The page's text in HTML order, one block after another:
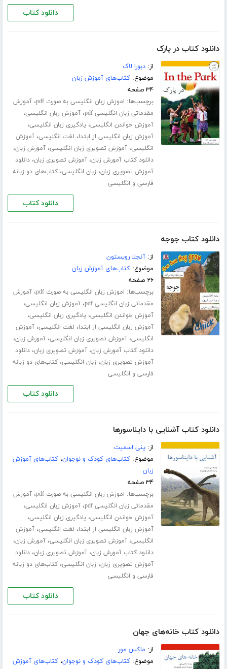
دانلود کتاب
دانلود کتاب در پارک
از:دبورا لاک
موضوع:کتاب‌های آموزش زبان
۳۴ صفحه
برچسب‌ها: اموزش زبان انگلیسی به صورت pdf ،آموزش
مقدماتی زبان انگلیسی pdf
،آموزش زبان انگلیسی،
آموزش خواندن انگلیسی، یادگیری زبان انگلیسی،
آموزش زبان انگلیسی از ابتدا، لغت انگلیسی،آموزش
انگلیسی،آموزش تصویری زبان انگلیسی،آمورش زبان،
دانلود کتاب آمورش زبان،آموزش تصویری زبان،دانلود
آموزش تصویری زبان، زبان انگلیسی،کتاب‌های دو زبانه
فارسی و انگلیسی
دانلود کتاب
دانلود کتاب جوجه
از:آنجلا رویستون
موضوع:کتاب‌های آموزش زبان
۲۶ صفحه
برچسب‌ها: اموزش زبان انگلیسی به صورت pdf ،آموزش
مقدماتی زبان انگلیسی pdf
،آموزش زبان انگلیسی،
آموزش خواندن انگلیسی، یادگیری زبان انگلیسی،
آموزش زبان انگلیسی از ابتدا، لغت انگلیسی،آموزش
انگلیسی،آموزش تصویری زبان انگلیسی،آمورش زبان،
دانلود کتاب آمورش زبان،آموزش تصویری زبان،دانلود
آموزش تصویری زبان، زبان انگلیسی،کتاب‌های دو زبانه
فارسی و انگلیسی
دانلود کتاب
دانلود کتاب آشنایی با دایناسورها
از:پنی اسمیت
موضوع:کتاب‌های کودک و نوجوان،کتاب‌های آموزش
زبان
۳۴ صفحه
برچسب‌ها: اموزش زبان انگلیسی به صورت pdf ،آموزش
مقدماتی زبان انگلیسی pdf
،آموزش زبان انگلیسی،
آموزش خواندن انگلیسی، یادگیری زبان انگلیسی،
آموزش زبان انگلیسی از ابتدا، لغت انگلیسی،آموزش
انگلیسی،آموزش تصویری زبان انگلیسی،آمورش زبان،
دانلود کتاب آمورش زبان،آموزش تصویری زبان،دانلود
آموزش تصویری زبان، زبان انگلیسی،کتاب‌های دو زبانه
فارسی و انگلیسی
دانلود کتاب
دانلود کتاب خانه‌های جهان
از: ماکس مور
موضوع:کتاب‌های کودک و نوجوان،کتاب‌های آموزش